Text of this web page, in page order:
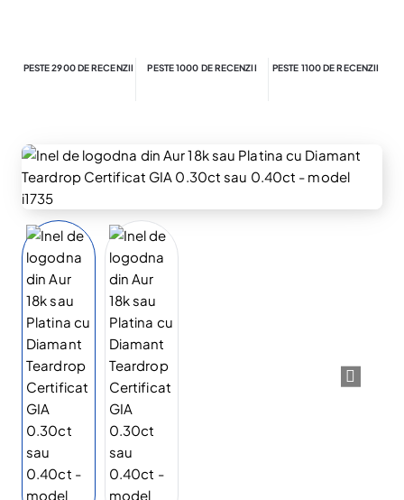
PESTE 2900 DE RECENZII PESTE 1000 DE RECENZII PESTE 1100 DE RECENZII